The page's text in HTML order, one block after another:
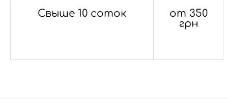
Свыше 10 соток
от 350
грн